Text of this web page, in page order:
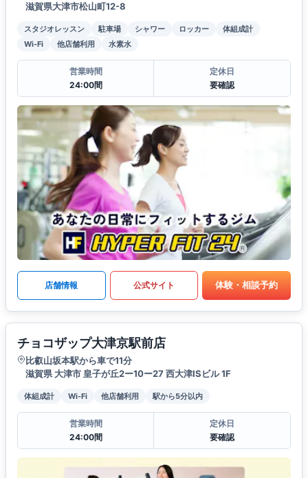
滋賀県大津市松山町12-8
スタジオレッスン 駐車場 シャワー ロッカー
体組成計
Wi-Fi
他店舗利用 水素水
営業時間
24:00間
定休日
要確認
店舗情報 公式サイト 体験・相談予約
チョコザップ大津京駅前店
比叡山坂本駅から車で11分
滋賀県 大津市 皇子が丘2ー10ー27 西大津ISビル 1F
体組成計 Wi-Fi 他店舗利用 駅から5分以内
営業時間
24:00間
定休日
要確認